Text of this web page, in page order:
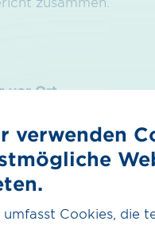
vor Ort
Lokalisieren der
zugänglichen
und
verwenden
umfasst Cookies, die